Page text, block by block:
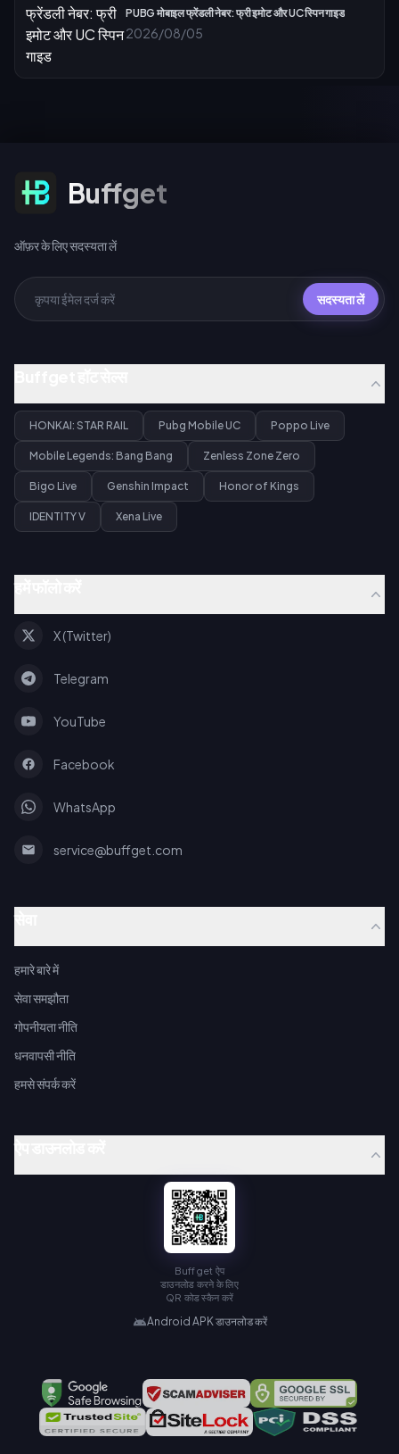
PUBG मोबाइल फ्रेंडली नेबर: फ्री इमोट और UC स्पिन गाइड
2026/08/05
ऑफ़र के लिए सदस्यता लेंBuffget
ऑफ़र के लिए सदस्यता लें
सदस्यता लें
HONKAI: STAR RAIL Pubg Mobile UC Poppo Live
Mobile Legends: Bang Bang Zenless Zone Zero
Bigo Live Genshin Impact Honor of Kings
IDENTITY V Xena Live
X (Twitter)
Telegram
YouTube
Facebook
WhatsApp
service@buffget.com
हमारे बारे में
सेवा समझौता
गोपनीयता नीति
धनवापसी नीति
हमसे संपर्क करें
Buffget ऐप
डाउनलोड करने के लिए
QR कोड स्कैन करें
Android APK डाउनलोड करें